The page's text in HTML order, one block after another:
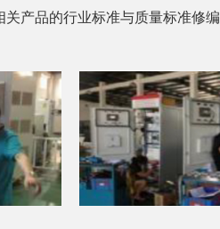
产品的行业标准与质量标准修